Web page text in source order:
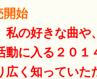
開始
の好きな曲や
動に入る２０１
く知っていた